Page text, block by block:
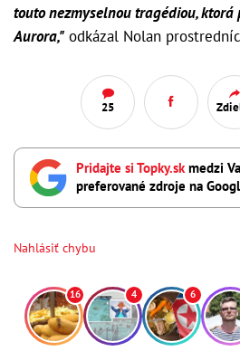
touto nezmyselnou tragédiou,
Aurora," odkázal Nolan
25
Pridajte si Topky.skmedzi
preferované zdroje na
Nahlásiť chybu
16 4 6